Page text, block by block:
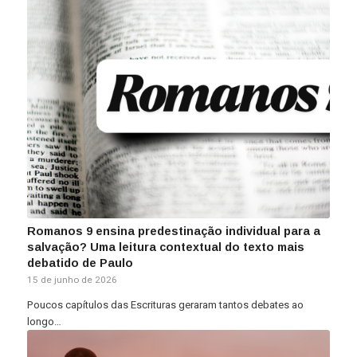
Romanos 9 ensina predestinação individual para a
salvação? Uma leitura contextual do texto mais
debatido de Paulo
15 de junho de 2026
Poucos capítulos das Escrituras geraram tantos debates ao
longo…